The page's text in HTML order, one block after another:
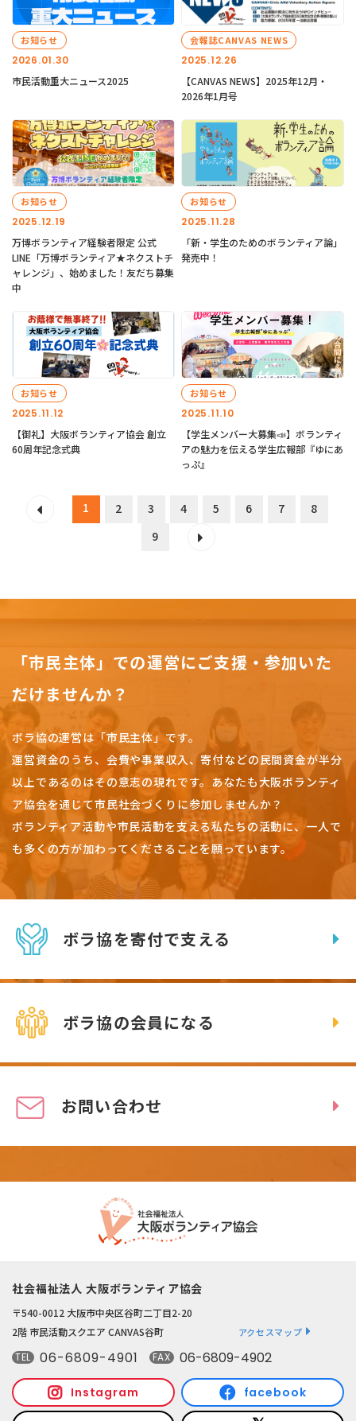
2026.01.30
お知らせ
市民活動重大ニュース2025
2025.12.26
会報誌CANVAS NEWS
【CANVAS NEWS】2025年12月・
2026年1月号
2025.12.19
お知らせ
万博ボランティア経験者限定 公式
LINE「万博ボランティア★ネクストチ
ャレンジ」、始めました！友だち募集
中
2025.11.28
お知らせ
「新・学生のためのボランティア論」
発売中！
2025.11.12
お知らせ
【御礼】大阪ボランティア協会 創立
60周年記念式典
2025.11.10
お知らせ
【学生メンバー大募集📣】ボランティ
アの魅力を伝える学生広報部『ゆにあ
っぷ』
1 2 3 4 5 6 7
8
9
「市民主体」での運営にご支援・参加いた
だけませんか？
ボラ協の運営は「市民主体」です。
運営資金のうち、会費や事業収入、寄付などの民間資金が半分
以上であるのはその意志の現れです。 あなたも大阪ボランティ
ア協会を通じて市民社会づくりに参加しませんか？
ボランティア活動や市民活動を支える私たちの活動に、一人で
も多くの方が加わってくださることを願っています。
ボラ協を寄付で支える
ボラ協の会員になる
お問い合わせ
社会福祉法人 大阪ボランティア協会
〒540-0012 大阪市中央区谷町二丁目2-20
2階 市民活動スクエア CANVAS谷町
アクセスマップ
TEL 06-6809-4901 FAX 06-6809-4902
Instagram facebook